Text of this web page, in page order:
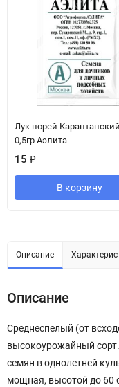
Лук порей
0,5гр Аэлита
15 ₽
В корзину
Описание
Описание
Среднеспелый (от
высокоурожайный
семян в однолетней
мощная, высотой до 60